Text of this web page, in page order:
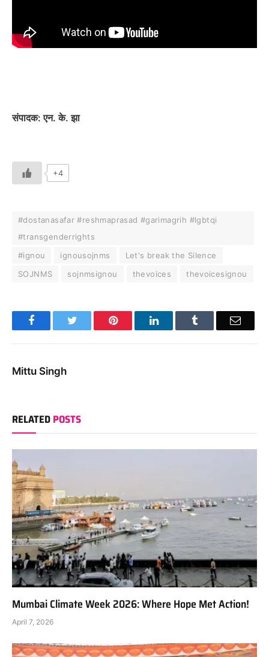
संपादक: एन. के. झा
+4
#dostanasafar #reshmaprasad #garimagrih #lgbtqi
#transgenderrights
#ignou
ignousojnms
Let's break the Silence
SOJNMS
sojnmsignou thevoices thevoicesignou
FacebookTwitter Pinterest LinkedInTumblr Email
Mittu Singh
RELATEDPOSTS
Mumbai Climate Week 2026: Where Hope Met Action!
April 7, 2026